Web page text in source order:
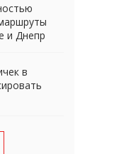
и Днепр
в